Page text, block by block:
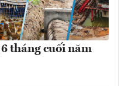
tháng cuối năm